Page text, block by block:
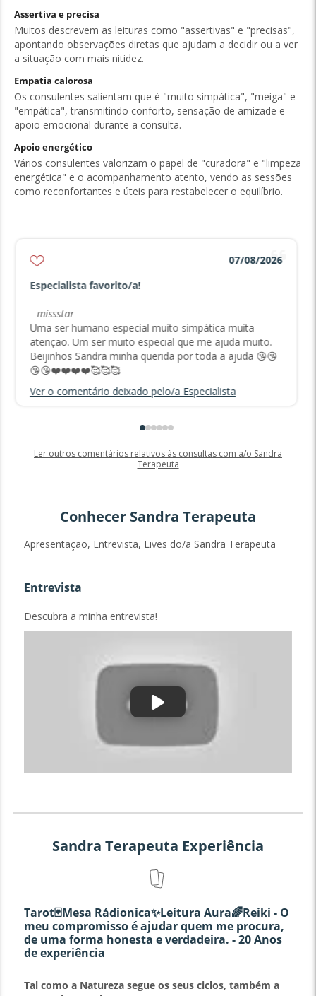
Assertiva e precisa
Muitos descrevem as leituras como "assertivas" e "precisas",
apontando observações diretas que ajudam a decidir ou a ver
a situação com mais nitidez.
Empatia calorosa
Os consulentes salientam que é "muito simpática", "meiga" e
"empática", transmitindo conforto, sensação de amizade e
apoio emocional durante a consulta.
Apoio energético
Vários consulentes valorizam o papel de "curadora" e "limpeza
energética" e o acompanhamento atento, vendo as sessões
como reconfortantes e úteis para restabelecer o equilíbrio.
Especialista favorito/a!
07/08/2026
missstar
Uma ser humano especial muito simpática muita
atenção. Um ser muito especial que me ajuda muito.
Beijinhos Sandra minha querida por toda a ajuda 😘😘
😘😘❤️❤️❤️❤️🥰🥰🥰
Ver o comentário deixado pelo/a Especialista
Ler outros comentários relativos às consultas com a/o Sandra
Terapeuta
Conhecer Sandra Terapeuta
Apresentação, Entrevista, Lives do/a Sandra Terapeuta
Entrevista
Descubra a minha entrevista!
Sandra Terapeuta Experiência
Tarot🃏Mesa Rádionica✨Leitura Aura🌈Reiki - O
meu compromisso é ajudar quem me procura,
de uma forma honesta e verdadeira. - 20 Anos
de experiência
Tal como a Natureza segue os seus ciclos, também a